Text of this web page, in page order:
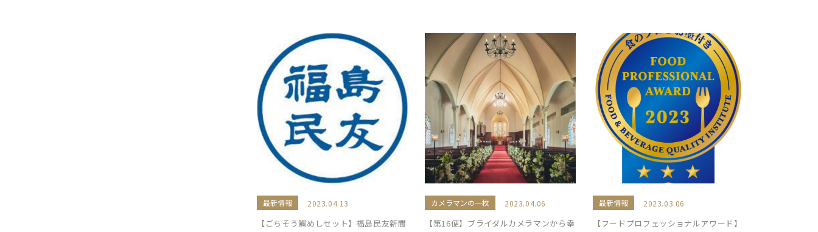
最新情報 2023.04.13
【ごちそう鯛めしセット】福島民友新聞
カメラマンの一枚 2023.04.06
【第16便】ブライダルカメラマンから幸
最新情報 2023.03.06
【フードプロフェッショナルアワード】